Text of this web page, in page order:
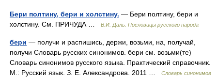
Бери полтину, бери и холстину. — Бери полтину, бери и
холстину. См. ПРИЧУДА …
В.И. Даль. Пословицы русского народа
бери — получи и распишись, держи, возьми, на, получай,
получи Словарь русских синонимов. бери см. возьми(те)
Словарь синонимов русского языка. Практический справочник.
М.: Русский язык. З. Е. Александрова. 2011 …
Словарь синонимов